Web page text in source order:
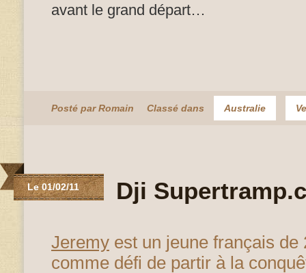
avant le grand départ…
Posté par Romain Classé dans Australie
Le 01/02/11 Dji
Jeremy est un jeune français de
comme défi de partir à la